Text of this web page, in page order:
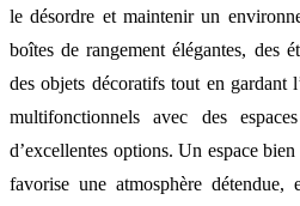
le désordre et maintenir un
boîtes de rangement élégantes, des
des objets décoratifs tout en gardant
multifonctionnels avec des
d’excellentes options. Un espace
favorise une atmosphère détendue,